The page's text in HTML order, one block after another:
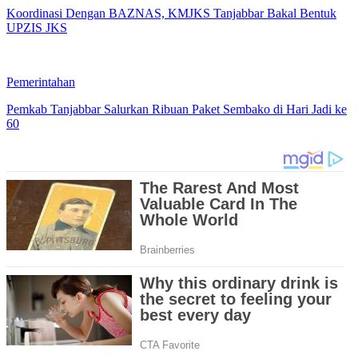
Koordinasi Dengan BAZNAS, KMJKS Tanjabbar Bakal Bentuk
UPZIS JKS
Pemerintahan
Pemkab Tanjabbar Salurkan Ribuan Paket Sembako di Hari Jadi ke
60